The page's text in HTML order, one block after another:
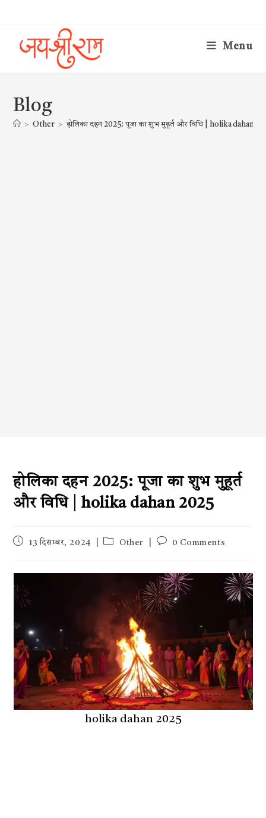
Menu
Blog
> Other > होलिका दहन 2025: पूजा का शुभ मुहूर्त और विधि | holika dahan
होलिका दहन 2025: पूजा का शुभ मुहूर्त
और विधि | holika dahan 2025
Post13 दिसम्बर, 2024
PostOther
Post0 Comments
holika dahan 2025